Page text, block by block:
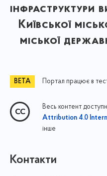
інфраструктури
Київської
міської
Портал працює в
Весь контент
Attribution 4.0
інше
Контакти